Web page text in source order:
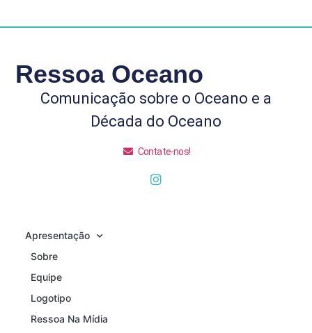
Ressoa Oceano
Comunicação sobre o Oceano e a
Década do Oceano
Contate-nos!
Apresentação
Sobre
Equipe
Logotipo
Ressoa Na Mídia